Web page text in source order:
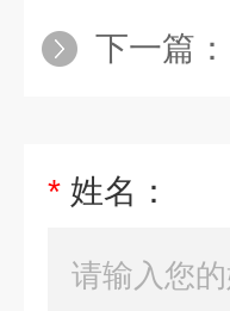
下一篇：
* 姓名：